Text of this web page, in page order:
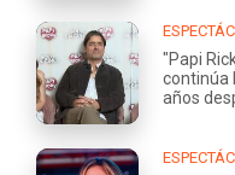
"Papi
continúa
años